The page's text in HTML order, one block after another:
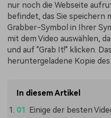
nur noch die Webseite
befindet, das Sie speichern
Grabber-Symbol in Ihrer
mit dem Video auswählen,
und auf "Grab It!" klicken.
heruntergeladene Kopie des
In diesem Artikel
Einige der besten